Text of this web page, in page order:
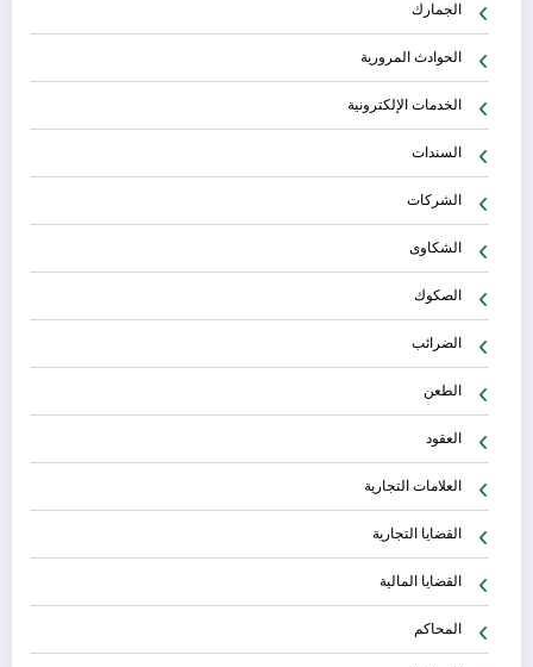
الجمارك
الحوادث المرورية
الخدمات الإلكترونية
السندات
الشركات
الشكاوى
الصكوك
الضرائب
الطعن
العقود
العلامات التجارية
القضايا التجارية
القضايا المالية
المحاكم